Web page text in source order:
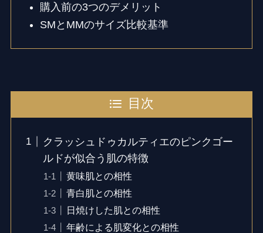
購入前の3つのデメリット
SMとMMのサイズ比較基準
目次
クラッシュドゥカルティエのピンクゴー
ルドが似合う肌の特徴
黄味肌との相性
青白肌との相性
日焼けした肌との相性
年齢による肌変化との相性